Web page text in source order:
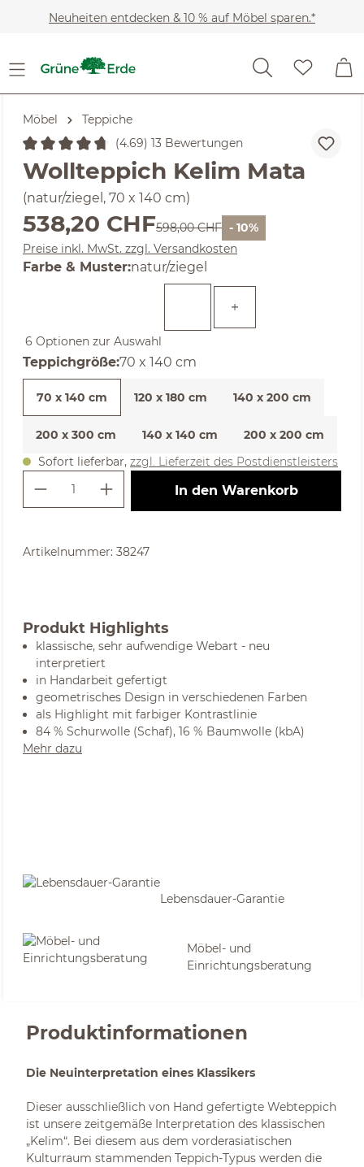
Zum Hauptinhalt springen
Neuheiten entdecken & 10 % auf Möbel sparen.*
Möbel Teppiche
Durchschnittliche Bewertung von 4.69 von 5 Sternen
(4.69) 13 Bewertungen
Wollteppich Kelim Mata
(natur/ziegel, 70 x 140 cm)
Verkaufspreis:
538,20 CHFRegulärer Preis:
598,00 CHF - 10%
Preise inkl. MwSt. zzgl. Versandkosten
Farbe & Musterauswählen
:natur/ziegel
6 Optionen zur Auswahl
Teppichgrößeauswählen
:70 x 140 cm
70 x 140 cm 120 x 180 cm 140 x 200 cm
200 x 300 cm 140 x 140 cm
200 x 200 cm
Sofort lieferbar, zzgl. Lieferzeit des Postdienstleisters
Produkt Anzahl: Gib den
In den Warenkorb
Artikelnummer: 38247
Produkt Highlights
klassische, sehr aufwendige Webart - neu
interpretiert
in Handarbeit gefertigt
geometrisches Design in verschiedenen Farben
als Highlight mit farbiger Kontrastlinie
84 % Schurwolle (Schaf), 16 % Baumwolle (kbA)
Mehr dazu
Lebensdauer-Garantie
Möbel- und
Einrichtungsberatung
Produktinformationen
Die Neuinterpretation eines Klassikers
Dieser ausschließlich von Hand gefertigte Webteppich
ist unsere zeitgemäße Interpretation des klassischen
„Kelim“. Bei diesem aus dem vorderasiatischen
Kulturraum stammenden Teppich-Typus werden die